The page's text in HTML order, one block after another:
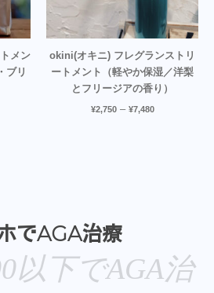
メン
ブリ
okini(オキニ) フレグランストリ
ートメント（軽やか保湿／洋梨
とフリージアの香り）
¥2,750 – ¥7,480
でAGA治療
以下でAGA治